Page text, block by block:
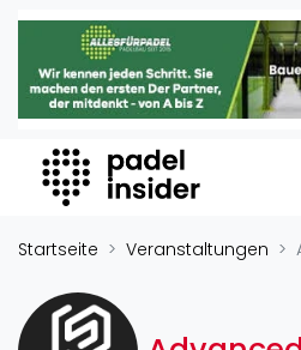
Padel Insider
Home
Organisationen
Buchungssysteme
Padel-Shops
Padelplatzbauer
Verschiedenes
Startseite Veranstaltungen